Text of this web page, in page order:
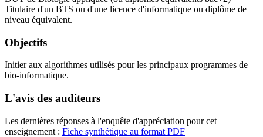
Titulaire d'un BTS ou d'une licence d'informatique ou diplôme de
niveau équivalent.
Objectifs
Initier aux algorithmes utilisés pour les principaux programmes de
bio-informatique.
L'avis des auditeurs
Les dernières réponses à l'enquête d'appréciation pour cet
enseignement : Fiche synthétique au format PDF